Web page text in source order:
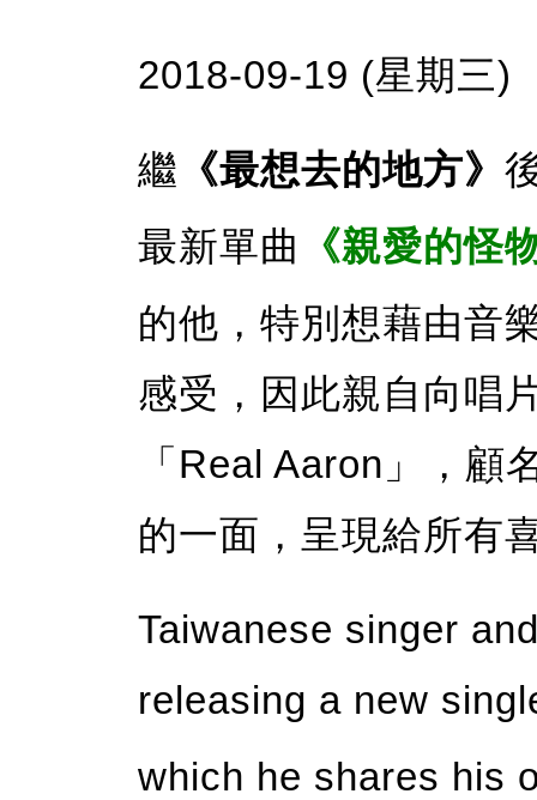
2018-09-19 (星期三)
繼 《最想去的地方》
最新單曲
《親愛的怪
的他，特別想藉由音
感受，因此親自向唱
「Real Aaron」，顧
的一面，呈現給所有
Taiwanese singer
releasing a new
which he shares his